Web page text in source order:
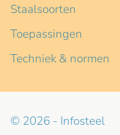
Staalsoorten
Toepassingen
Techniek & normen
© 2026 - Infosteel